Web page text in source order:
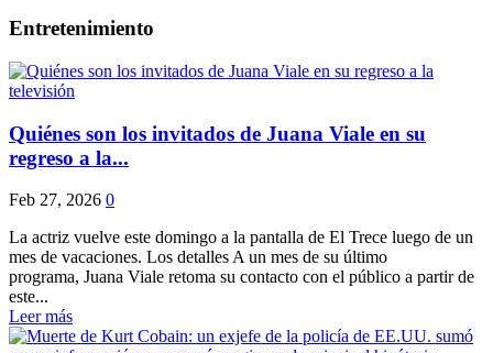
Entretenimiento
Quiénes son los invitados de Juana Viale en su
regreso a la...
Feb 27, 2026 0
La actriz vuelve este domingo a la pantalla de El Trece luego de un
mes de vacaciones. Los detalles A un mes de su último
programa, Juana Viale retoma su contacto con el público a partir de
este...
Leer más